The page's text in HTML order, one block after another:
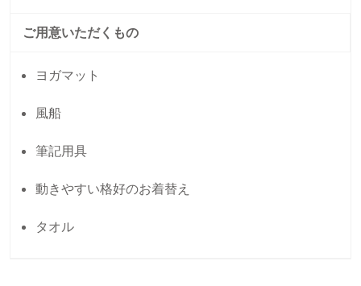
ご用意いただくもの
ヨガマット
風船
筆記用具
動きやすい格好のお着替え
タオル